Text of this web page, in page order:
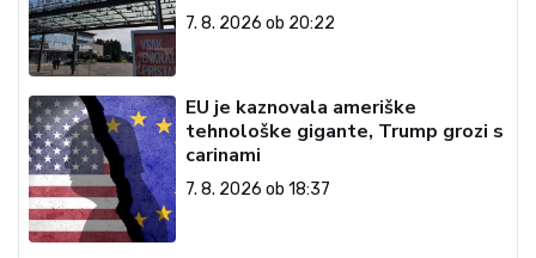
7. 8. 2026 ob 20:22
EU je kaznovala ameriške
tehnološke gigante, Trump grozi s
carinami
7. 8. 2026 ob 18:37